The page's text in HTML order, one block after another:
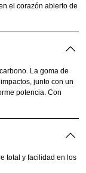
el corazón abierto de
La goma de
junto con un
potencia. Con
total y facilidad en los